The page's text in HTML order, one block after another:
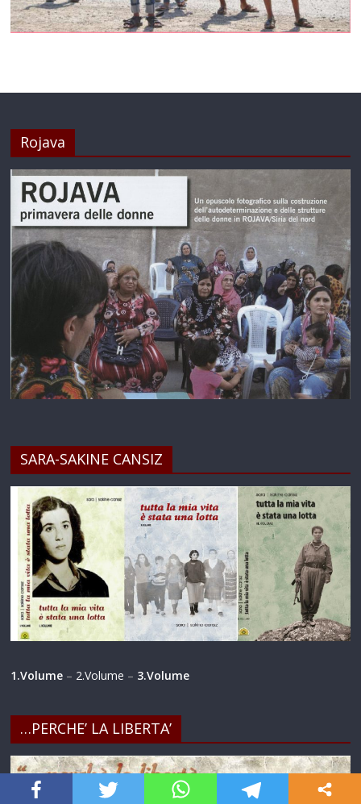
Rojava
SARA-SAKINE CANSIZ
1.Volume – 2.Volume – 3.Volume
…PERCHE’ LA LIBERTA’